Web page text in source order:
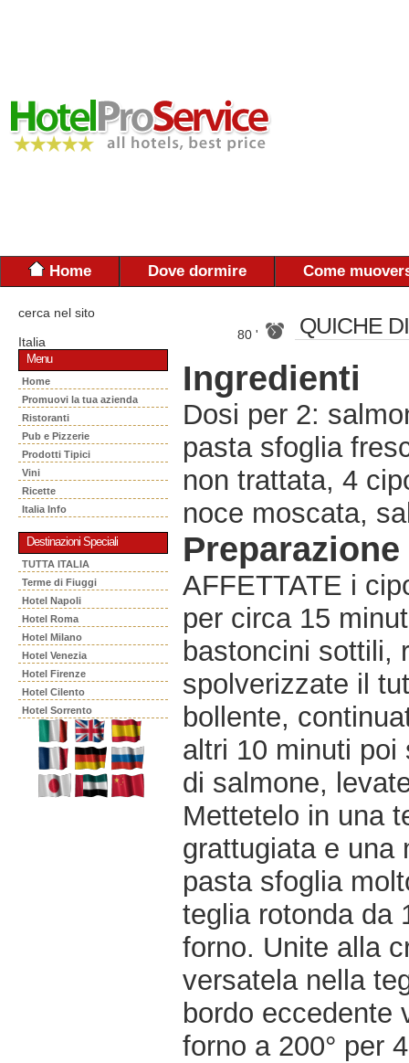
Home Dove dormire Come
cerca nel sito
Italia
Menu
Home
Promuovi la tua azienda
Ristoranti
Pub e Pizzerie
Prodotti Tipici
Vini
Ricette
Italia Info
Destinazioni Speciali
TUTTA ITALIA
Terme di Fiuggi
Hotel Napoli
Hotel Roma
Hotel Milano
Hotel Venezia
Hotel Firenze
Hotel Cilento
Hotel Sorrento
80 ' QUICHE
Ingredienti
Dosi per 2:
pasta sfoglia
non trattata, 4
noce moscata,
Preparazione
AFFETTATE i
per circa 15
bastoncini sottili,
spolverizzate il
bollente,
altri 10 minuti poi
di salmone,
Mettetelo in una
grattugiata e una
pasta sfoglia
teglia rotonda da
forno. Unite alla
versatela nella
bordo eccedente
forno a 200° per